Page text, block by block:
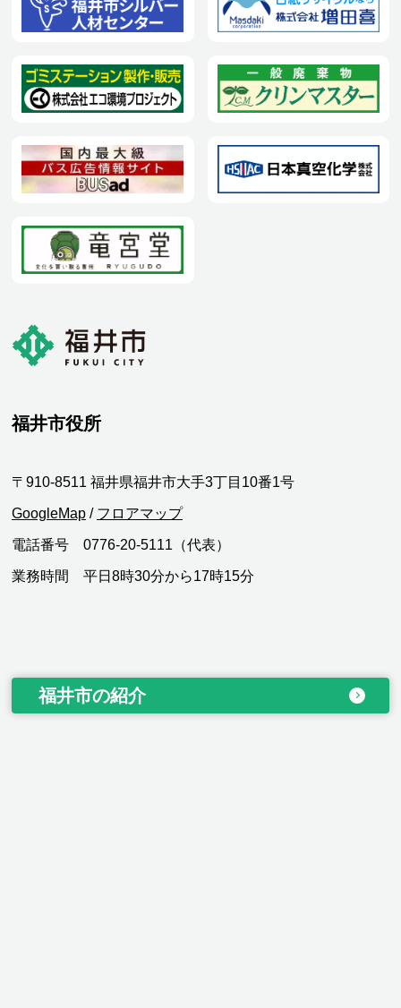
福井市役所
〒910-8511 福井県福井市大手3丁目10番1号
GoogleMap / フロアマップ
電話番号 0776-20-5111（代表）
業務時間 平日8時30分から17時15分
福井市の紹介